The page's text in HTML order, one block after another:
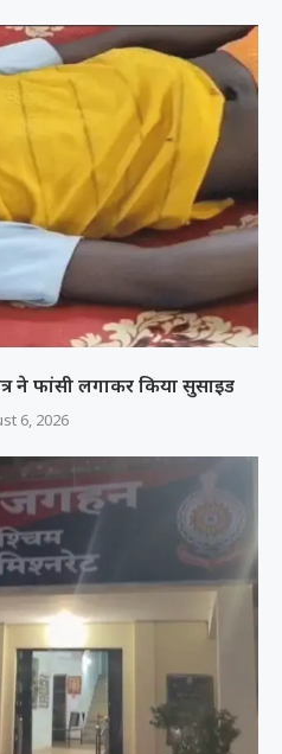
ने फांसी लगाकर किया सुसाइड
6, 2026